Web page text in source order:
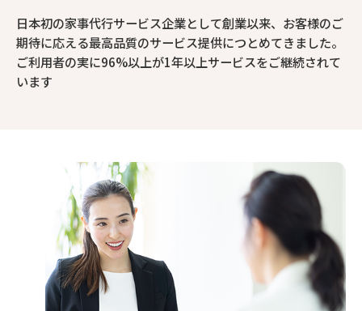
日本初の家事代行サービス企業として創業以来、お客様のご
期待に応える最高品質のサービス提供につとめてきました。
ご利用者の実に96%以上が1年以上サービスをご継続されて
います